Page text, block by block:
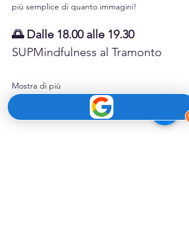
più semplice di quanto immagini!
🌅 Dalle 18.00 alle 19.30
SUPMindfulness al Tramonto
Mostra di più